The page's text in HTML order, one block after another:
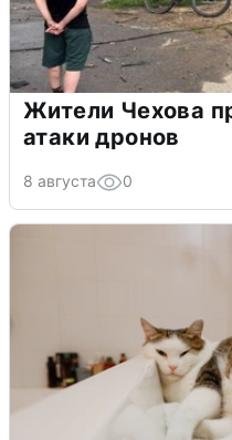
Жители Чехова
атаки дронов
8 августа 0